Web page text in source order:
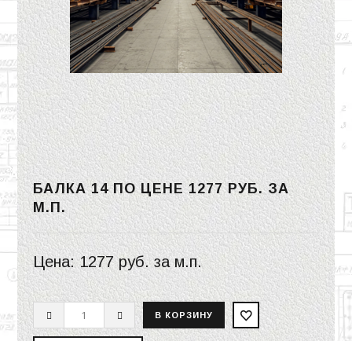
БАЛКА 14 ПО ЦЕНЕ1277 РУБ.ЗА
М.П.
Цена:1277 руб.за м.п.